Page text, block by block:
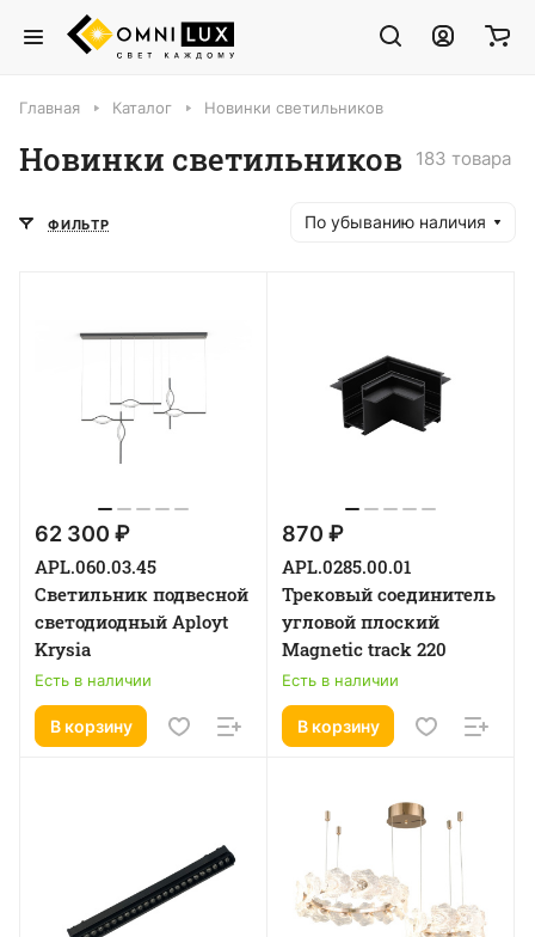
Главная Каталог Новинки светильников
Новинки светильников 183 товара
ФИЛЬТР По убыванию наличия
62 300 ₽
APL.060.03.45
Светильник подвесной
светодиодный Aployt
Krysia
Есть в наличии
В корзину
870 ₽
APL.0285.00.01
Трековый соединитель
угловой плоский
Magnetic track 220
Есть в наличии
В корзину